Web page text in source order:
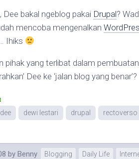
Dee bakal ngeblog pakai Drupal?
mencoba mengenalkan
Ihiks
pihak yang terlibat dalam
Dee ke ‘jalan blog yang
dee dewi lestari drupal rectoverso
by Benny Blogging Daily Life